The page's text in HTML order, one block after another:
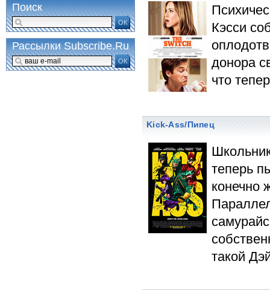
Кэсси
донора
что
Kick-Ass/Пипец
теперь
конечно
такой
Поиск
ОК
Рассылки Subscribe.Ru
ОК